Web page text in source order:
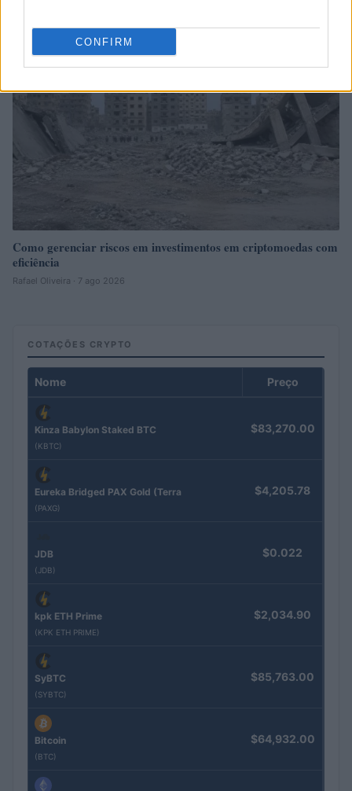
CONFIRM
MOEDAS CRIPTOGRÁFICAS
Como gerenciar riscos em investimentos em criptomoedas com
eficiência
Rafael Oliveira · 7 ago 2026
COTAÇÕES CRYPTO
Nome Preço
Kinza Babylon Staked BTC
(KBTC)
$83,270.00
Eureka Bridged PAX Gold (Terra
(PAXG)
$4,205.78
JDB
(JDB)
$0.022
kpk ETH Prime
(KPK ETH PRIME)
$2,034.90
SyBTC
(SYBTC)
$85,763.00
Bitcoin
(BTC)
$64,932.00